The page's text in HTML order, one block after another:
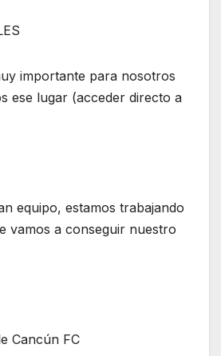
importante para nosotros
ese lugar (acceder directo a
equipo, estamos trabajando
vamos a conseguir nuestro
Cancún FC